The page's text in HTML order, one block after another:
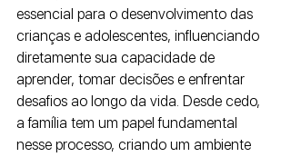
essencial para o desenvolvimento das
crianças e adolescentes, influenciando
diretamente sua capacidade de
aprender, tomar decisões e enfrentar
desafios ao longo da vida. Desde cedo,
a família tem um papel fundamental
nesse processo, criando um ambiente